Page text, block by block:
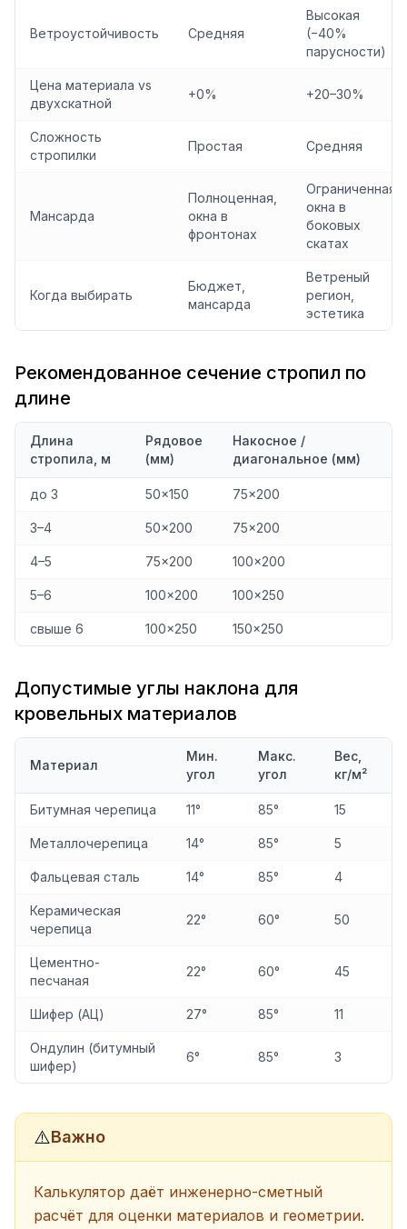
Ветроустойчивость Средняя
Высокая
(−40%
парусности)
Цена материала vs
двухскатной
+0% +20–30%
Сложность
стропилки
Простая Средняя
Мансарда
Полноценная,
окна в
фронтонах
Ограниченная,
окна в
боковых
скатах
Когда выбирать
Бюджет,
мансарда
Ветреный
регион,
эстетика
Рекомендованное сечение стропил по
длине
Длина
стропила, м
Рядовое
(мм)
Накосное /
диагональное (мм)
до 3 50×150 75×200
3–4 50×200 75×200
4–5 75×200 100×200
5–6 100×200 100×250
свыше 6 100×250 150×250
Допустимые углы наклона для
кровельных материалов
Материал
Мин.
угол
Макс.
угол
Вес,
кг/м²
Битумная черепица 11° 85° 15
Металлочерепица 14° 85° 5
Фальцевая сталь 14° 85° 4
Керамическая
черепица
22° 60° 50
Цементно-
песчаная
22° 60° 45
Шифер (АЦ) 27° 85° 11
Ондулин (битумный
шифер)
6° 85° 3
⚠️Важно
Калькулятор даёт инженерно-сметный
расчёт для оценки материалов и геометрии.